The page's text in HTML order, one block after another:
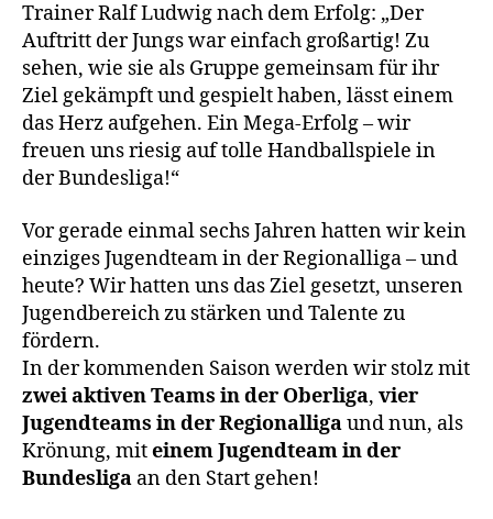
Trainer Ralf Ludwig nach dem Erfolg: „Der
Auftritt der Jungs war einfach großartig! Zu
sehen, wie sie als Gruppe gemeinsam für ihr
Ziel gekämpft und gespielt haben, lässt einem
das Herz aufgehen. Ein Mega-Erfolg – wir
freuen uns riesig auf tolle Handballspiele in
der Bundesliga!“
Vor gerade einmal sechs Jahren hatten wir kein
einziges Jugendteam in der Regionalliga – und
heute? Wir hatten uns das Ziel gesetzt, unseren
Jugendbereich zu stärken und Talente zu
fördern.
In der kommenden Saison werden wir stolz mit
zwei aktiven Teams in der Oberliga, vier
Jugendteams in der Regionalligaund nun, als
Krönung, miteinem Jugendteam in der
Bundesliga an den Start gehen!